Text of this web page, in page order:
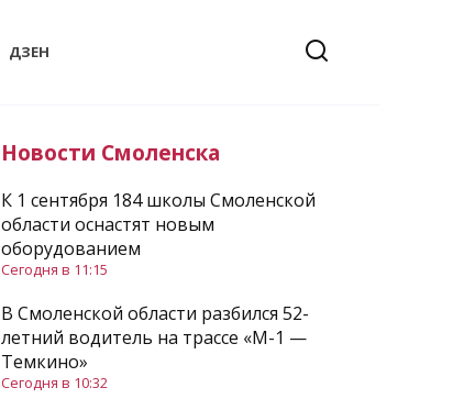
ДЗЕН
Новости Смоленска
К 1 сентября 184 школы Смоленской
области оснастят новым
оборудованием
Сегодня в 11:15
В Смоленской области разбился 52-
летний водитель на трассе «М-1 —
Темкино»
Сегодня в 10:32